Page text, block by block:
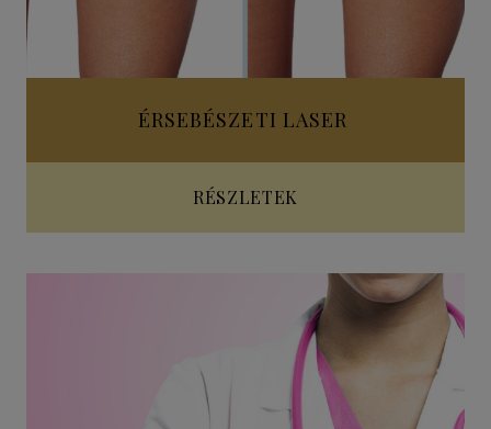
ÉRSEBÉSZETI LASER
RÉSZLETEK